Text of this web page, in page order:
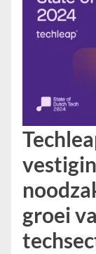
groei